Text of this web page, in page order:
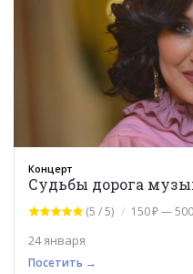
Концерт
Судьбы дорога
(5 / 5) 150 ₽ —
24 января
Посетить →